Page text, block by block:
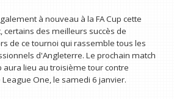
à nouveau à la FA Cup cette
certains des meilleurs succès de
de ce tournoi qui rassemble tous les
d'Angleterre. Le prochain match
aura lieu au troisième tour contre
One, le samedi 6 janvier.